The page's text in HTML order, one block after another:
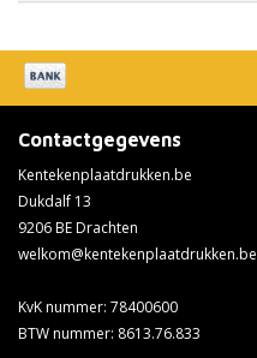
Contactgegevens
Kentekenplaatdrukken.be
Dukdalf 13
9206 BE Drachten
welkom@kentekenplaatdrukken.be
KvK nummer: 78400600
BTW nummer: 8613.76.833